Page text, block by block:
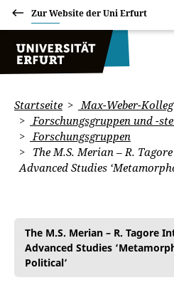
Zur Website der Uni Erfurt
Startseite Max-Weber-Kolleg
Forschungsgruppen und -
Forschungsgruppen
The M.S. Merian – R.
Advanced Studies
The M.S. Merian – R. Tagore
Advanced Studies
Political’